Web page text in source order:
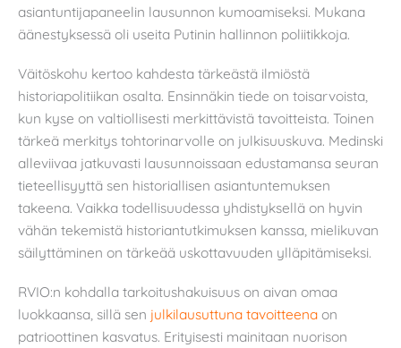
asiantuntijapaneelin lausunnon kumoamiseksi. Mukana
äänestyksessä oli useita Putinin hallinnon poliitikkoja.
Väitöskohu kertoo kahdesta tärkeästä ilmiöstä
historiapolitiikan osalta. Ensinnäkin tiede on toisarvoista,
kun kyse on valtiollisesti merkittävistä tavoitteista. Toinen
tärkeä merkitys tohtorinarvolle on julkisuuskuva. Medinski
alleviivaa jatkuvasti lausunnoissaan edustamansa seuran
tieteellisyyttä sen historiallisen asiantuntemuksen
takeena. Vaikka todellisuudessa yhdistyksellä on hyvin
vähän tekemistä historiantutkimuksen kanssa, mielikuvan
säilyttäminen on tärkeää uskottavuuden ylläpitämiseksi.
RVIO:n kohdalla tarkoitushakuisuus on aivan omaa
luokkaansa, sillä sen julkilausuttuna tavoitteena on
patrioottinen kasvatus. Erityisesti mainitaan nuorison